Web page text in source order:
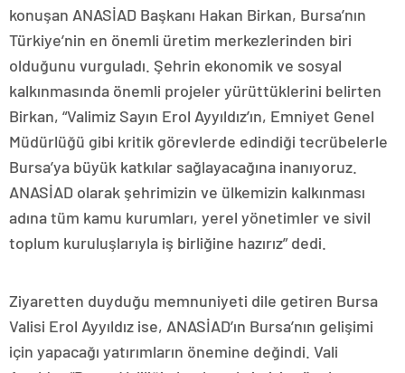
konuşan ANASİAD Başkanı Hakan Birkan, Bursa’nın
Türkiye’nin en önemli üretim merkezlerinden biri
olduğunu vurguladı. Şehrin ekonomik ve sosyal
kalkınmasında önemli projeler yürüttüklerini belirten
Birkan, “Valimiz Sayın Erol Ayyıldız’ın, Emniyet Genel
Müdürlüğü gibi kritik görevlerde edindiği tecrübelerle
Bursa’ya büyük katkılar sağlayacağına inanıyoruz.
ANASİAD olarak şehrimizin ve ülkemizin kalkınması
adına tüm kamu kurumları, yerel yönetimler ve sivil
toplum kuruluşlarıyla iş birliğine hazırız” dedi.
Ziyaretten duyduğu memnuniyeti dile getiren Bursa
Valisi Erol Ayyıldız ise, ANASİAD’ın Bursa’nın gelişimi
için yapacağı yatırımların önemine değindi. Vali